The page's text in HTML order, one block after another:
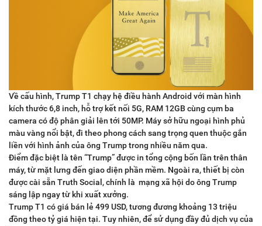
Về cấu hình, Trump T1 chạy hệ điều hành Android với màn hình
kích thước 6,8 inch, hỗ trợ kết nối 5G, RAM 12GB cùng cụm ba
camera có độ phân giải lên tới 50MP. Máy sở hữu ngoại hình phủ
màu vàng nổi bật, đi theo phong cách sang trọng quen thuộc gắn
liền với hình ảnh của ông Trump trong nhiều năm qua.
Điểm đặc biệt là tên “Trump” được in tổng cộng bốn lần trên thân
máy, từ mặt lưng đến giao diện phần mềm. Ngoài ra, thiết bị còn
được cài sẵn Truth Social, chính là mạng xã hội do ông Trump
sáng lập ngay từ khi xuất xưởng.
Trump T1 có giá bán lẻ 499 USD, tương đương khoảng 13 triệu
đồng theo tỷ giá hiện tại. Tuy nhiên, để sử dụng đầy đủ dịch vụ của